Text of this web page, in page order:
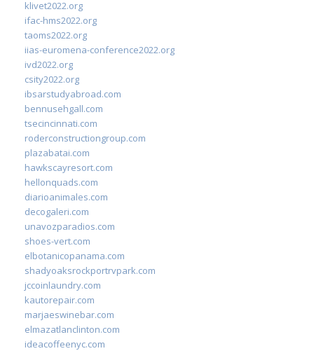
klivet2022.org
ifac-hms2022.org
taoms2022.org
iias-euromena-conference2022.org
ivd2022.org
csity2022.org
ibsarstudyabroad.com
bennusehgall.com
tsecincinnati.com
roderconstructiongroup.com
plazabatai.com
hawkscayresort.com
hellonquads.com
diarioanimales.com
decogaleri.com
unavozparadios.com
shoes-vert.com
elbotanicopanama.com
shadyoaksrockportrvpark.com
jccoinlaundry.com
kautorepair.com
marjaeswinebar.com
elmazatlanclinton.com
ideacoffeenyc.com